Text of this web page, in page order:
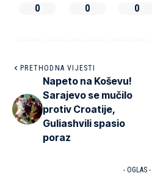
0
0
0
PRETHODNA VIJESTI
Napeto na Koševu!
Sarajevo se mučilo
protiv Croatije,
Guliashvili spasio
poraz
- OGLAS -